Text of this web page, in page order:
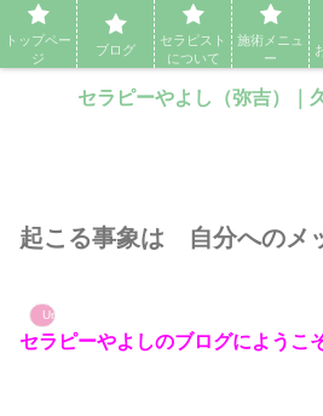
セラピーやよし（弥吉）｜久留米の経絡整
セラピーやよし（弥吉）｜
起こる事象は 自分へのメ
Uncategorized
セラピーやよしのブログにようこ
トップペー
ジ
ブログ
セラピスト
について
施術メニュ
ー